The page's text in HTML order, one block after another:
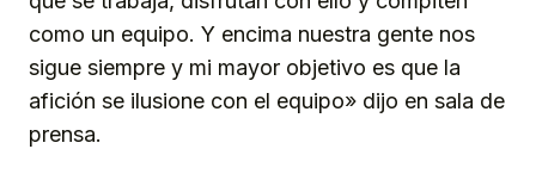
como un equipo. Y encima nuestra gente nos
sigue siempre y mi mayor objetivo es que la
afición se ilusione con el equipo» dijo en sala de
prensa.